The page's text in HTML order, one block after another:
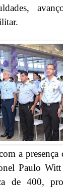
a presença
Paulo Witt
de 400,